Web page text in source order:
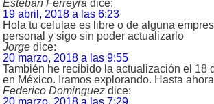
Esteban Ferreyra dice:
19 abril, 2018 a las 6:23
Hola tu celulae es libre o de alguna
personal y sigo sin poder actualizarlo
Jorge dice:
20 marzo, 2018 a las 9:55
También he recibido la actualización el 18
en México. Iramos explorando. Hasta
Federico Dominguez dice:
20 marzo, 2018 a las 7:29